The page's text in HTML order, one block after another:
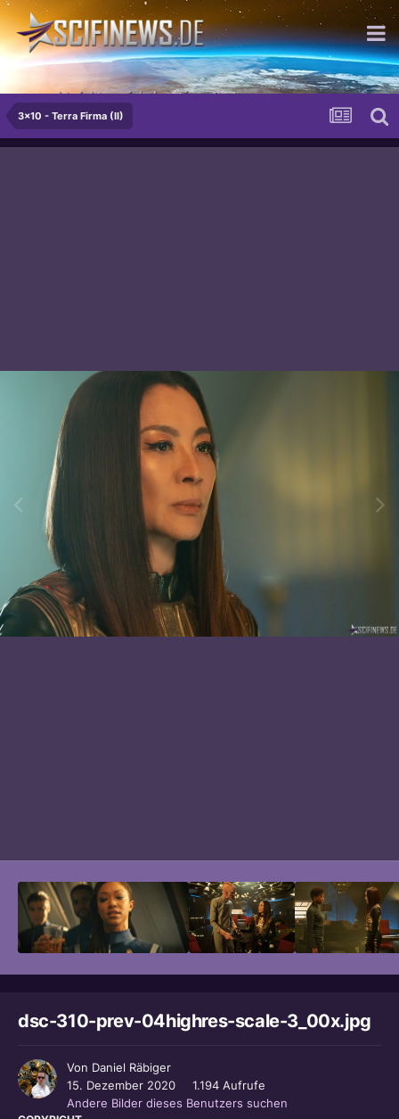
...macht nichts - wir haben einen Gartenzaun.
3x10 - Terra Firma (II)
dsc-310-prev-04highres-scale-3_00x.jpg
Von Daniel Räbiger
15. Dezember 2020
1.194 Aufrufe
Andere Bilder dieses Benutzers suchen